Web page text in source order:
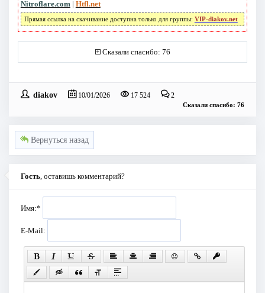
Nitroflare.com| Htfl.net
Прямая ссылка на скачивание доступна только для группы: VIP-diakov.net
Сказали спасибо: 76
diakov 10/01/2026 17 524 2
Сказали спасибо: 76
Вернуться назад
Гость, оставишь комментарий?
Имя:*
E-Mail: